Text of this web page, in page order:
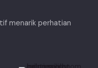
menarik perhatian